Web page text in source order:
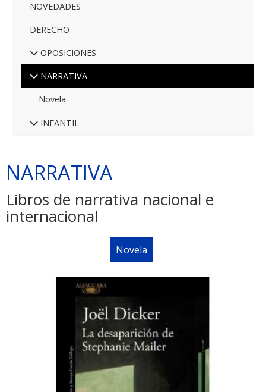
NOVEDADES
DERECHO
OPOSICIONES
NARRATIVA
Novela
INFANTIL
NARRATIVA
Libros de narrativa nacional e
internacional
Novela